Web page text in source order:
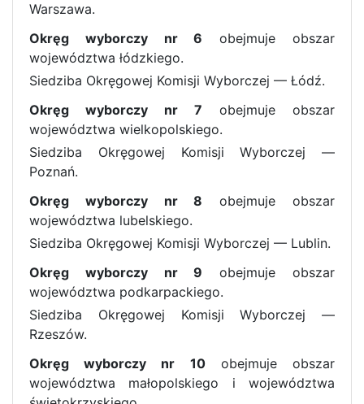
Warszawa.
Okręg wyborczy nr 6 obejmuje obszar
województwa łódzkiego.
Siedziba Okręgowej Komisji Wyborczej — Łódź.
Okręg wyborczy nr 7 obejmuje obszar
województwa wielkopolskiego.
Siedziba Okręgowej Komisji Wyborczej —
Poznań.
Okręg wyborczy nr 8 obejmuje obszar
województwa lubelskiego.
Siedziba Okręgowej Komisji Wyborczej — Lublin.
Okręg wyborczy nr 9 obejmuje obszar
województwa podkarpackiego.
Siedziba Okręgowej Komisji Wyborczej —
Rzeszów.
Okręg wyborczy nr 10obejmuje obszar
województwa małopolskiego i województwa